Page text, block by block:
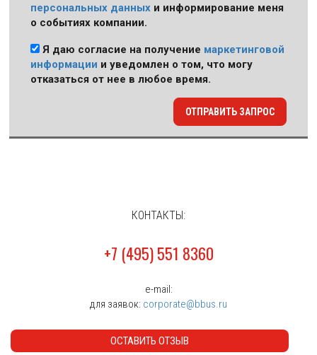
персональных данных и информирование меня
о событиях компании.
Я даю согласие на получение маркетинговой
информации и уведомлен о том, что могу
отказаться от нее в любое время.
ОТПРАВИТЬ ЗАПРОС
КОНТАКТЫ:
+7 (495) 551 8360
e-mail:
для заявок: corporate@bbus.ru
ОСТАВИТЬ ОТЗЫВ